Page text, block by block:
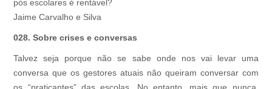
pós escolares é rentável?
Jaime Carvalho e Silva
028. Sobre crises e conversas
Talvez seja porque não se sabe onde nos vai levar uma
conversa que os gestores atuais não queiram conversar com